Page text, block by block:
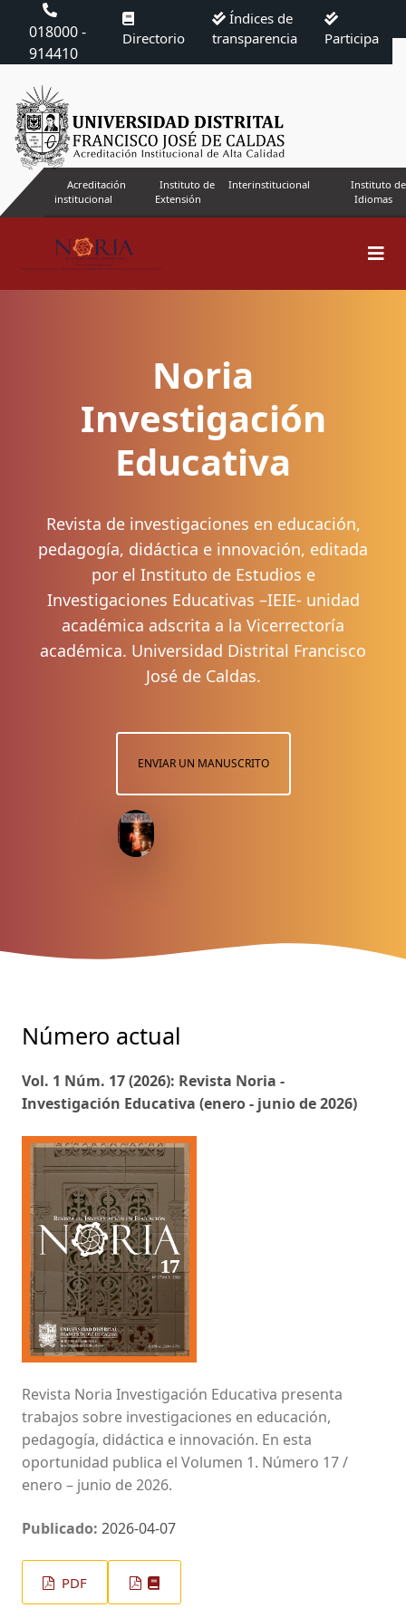
018000 -
914410
Directorio
Índices de
transparencia
Participa
Acreditación
institucional
Instituto de
Extensión
Interinstitucional
Instituto de
Idiomas
Noria
Investigación
Educativa
Revista de investigaciones en educación,
pedagogía, didáctica e innovación, editada
por el Instituto de Estudios e
Investigaciones Educativas –IEIE- unidad
académica adscrita a la Vicerrectoría
académica. Universidad Distrital Francisco
José de Caldas.
ENVIAR UN MANUSCRITO
Número actual
Vol. 1 Núm. 17 (2026): Revista Noria -
Investigación Educativa (enero - junio de 2026)
Revista Noria Investigación Educativa presenta
trabajos sobre investigaciones en educación,
pedagogía, didáctica e innovación. En esta
oportunidad publica el Volumen 1. Número 17 /
enero – junio de 2026.
Publicado: 2026-04-07
PDF